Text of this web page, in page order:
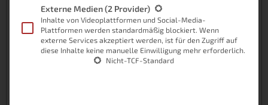
Die besten Alexa Skills
iRobot Home
Staumelder
Tagesschau
Externe Medien(2 Provider)
Inhalte von Videoplattformen und Social-Media-
Plattformen werden standardmäßig blockiert. Wenn
externe Services akzeptiert werden, ist für den Zugriff auf
diese Inhalte keine manuelle Einwilligung mehr erforderlich.
Nicht-TCF-Standard